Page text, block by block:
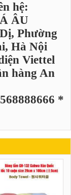
hệ:
ÂU
Phường
Hà Nội
Viettel
hàng An
*